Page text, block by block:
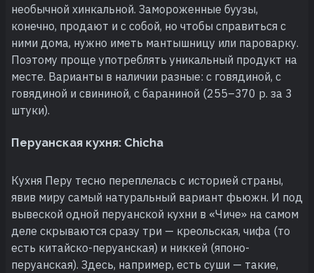
необычной хинкальной. Замороженные буузы,
конечно, продают и с собой, но чтобы справиться с
ними дома, нужно иметь мантышницу или пароварку.
Поэтому проще употреблять уникальный продукт на
месте. Варианты в наличии разные: с говядиной, с
говядиной и свининой, с бараниной (255–370 р. за 3
штуки).
Перуанская кухня: Chicha
Кухня Перу тесно переплелась с историей страны,
явив миру самый натуральный вариант фьюжн. И под
вывеской одной перуанской кухни в «Чиче» на самом
деле скрываются сразу три — креольская, чифа (то
есть китайско-перуанская) и никкей (японо-
перуанская). Здесь, например, есть суши — такие,